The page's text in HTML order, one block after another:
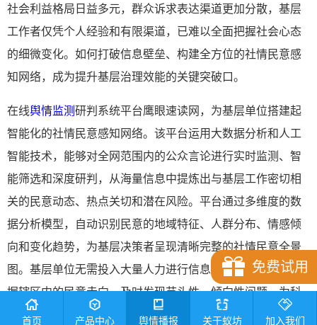
社会利益格局日益多元，群众诉求表达渠道更加分散，基层
工作者仅凭个人经验和有限渠道，已难以全面把握社会心态
的细微变化。如何打破信息壁垒、构建全方位的社情民意感
知网络，成为提升基层治理效能的关键突破口。
在线舆情监测研判系统平台鹰眼速读网，为基层单位搭建起
智能化的社情民意感知网络。该平台运用大数据分析和人工
智能技术，能够对全网范围内的公众言论进行实时监测、智
能筛选和深度研判，从海量信息中提炼出与基层工作密切相
关的民意动态、热点关切和潜在风险。平台通过多维度的数
据分析模型，自动识别民意的地域特征、人群分布、情感倾
向和变化趋势，为基层决策者呈现清晰完整的社情民意全景
图。基层单位无需投入大量人力进行信息筛选，即可快速掌
握辖区内的民意走向，及时发现苗头性、倾向性问题，为科
学决策提供客观依据。
免费试用
首页 产品中心 舆情播报 关于蚁坊 加入我们